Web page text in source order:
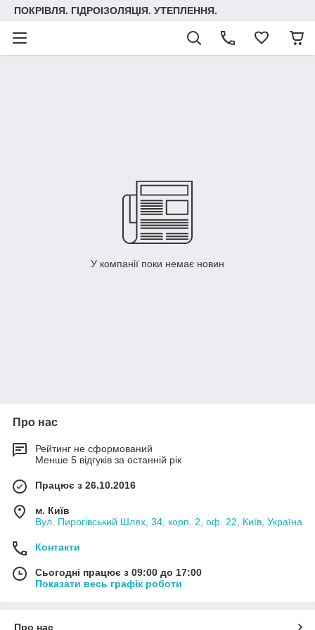
ПОКРІВЛЯ. ГІДРОІЗОЛЯЦІЯ. УТЕПЛЕННЯ.
У компанії поки немає новин
Про нас
Рейтинг не сформований
Менше 5 відгуків за останній рік
Працює з 26.10.2016
м. Київ
Вул. Пирогівський Шлях, 34, корп. 2, оф. 22, Київ, Україна
Контакти
Сьогодні працює з 09:00 до 17:00
Показати весь графік роботи
Про нас